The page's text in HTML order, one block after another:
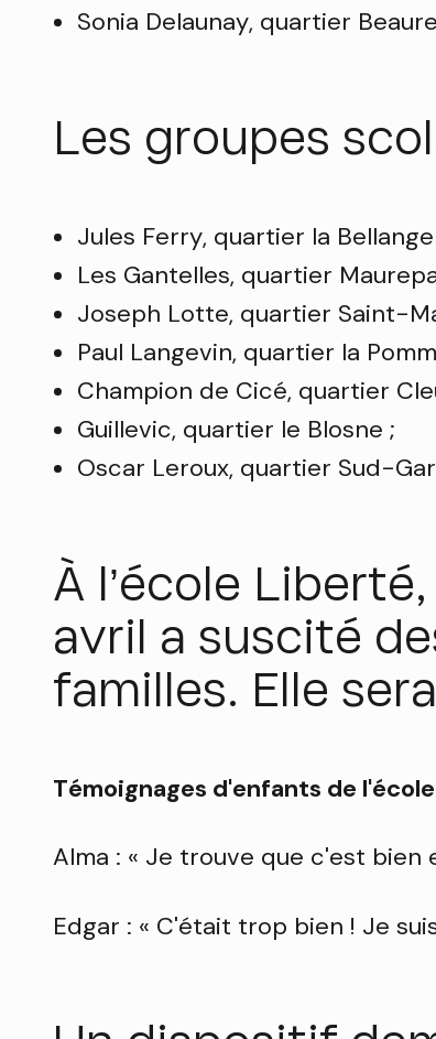
Sonia Delaunay, quartier
Les groupes
Jules Ferry, quartier la
Les Gantelles, quartier
Joseph Lotte, quartier Saint-
Paul Langevin, quartier la
Champion de Cicé, quartier
Guillevic, quartier le Blosne ;
Oscar Leroux, quartier Sud-
À l’école
avril a suscité
familles. Elle
Témoignages d'enfants de
Alma : « Je trouve que c'est
Edgar : « C'était trop bien ! Je